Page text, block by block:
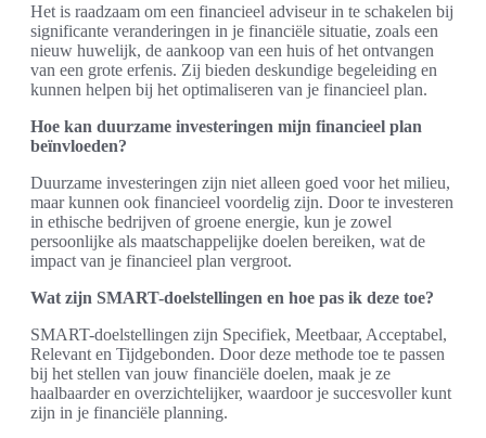
Het is raadzaam om een financieel adviseur in te schakelen bij
significante veranderingen in je financiële situatie, zoals een
nieuw huwelijk, de aankoop van een huis of het ontvangen
van een grote erfenis. Zij bieden deskundige begeleiding en
kunnen helpen bij het optimaliseren van je financieel plan.
Hoe kan duurzame investeringen mijn financieel plan
beïnvloeden?
Duurzame investeringen zijn niet alleen goed voor het milieu,
maar kunnen ook financieel voordelig zijn. Door te investeren
in ethische bedrijven of groene energie, kun je zowel
persoonlijke als maatschappelijke doelen bereiken, wat de
impact van je financieel plan vergroot.
Wat zijn SMART-doelstellingen en hoe pas ik deze toe?
SMART-doelstellingen zijn Specifiek, Meetbaar, Acceptabel,
Relevant en Tijdgebonden. Door deze methode toe te passen
bij het stellen van jouw financiële doelen, maak je ze
haalbaarder en overzichtelijker, waardoor je succesvoller kunt
zijn in je financiële planning.